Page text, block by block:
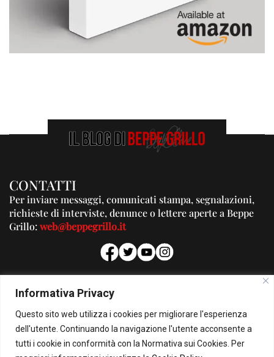
Informativa Privacy
Questo sito web utilizza i cookies per migliorare l'esperienza
dell'utente. Continuando la navigazione l'utente acconsente a
tutti i cookie in conformità con la Normativa sui Cookies. Per
CONTATTI
Per inviare messaggi, comunicati stampa, segnalazioni,
richieste di interviste, denunce o lettere aperte a Beppe
Grillo:web@beppegrillo.it
PUBBLICITA'
Per la tua pubblicità su questo Blog:
pubblicita@beppegrillo.it